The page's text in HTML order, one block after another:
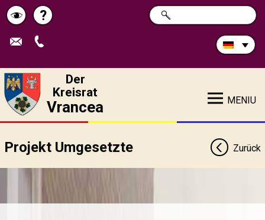
Schimbă
contrastul
Pagina
de
?
Durchsuchen
Sie
SUCHE
Der
Kreisrat
Vrancea MENIU
Projekt Umgesetzte Zurück